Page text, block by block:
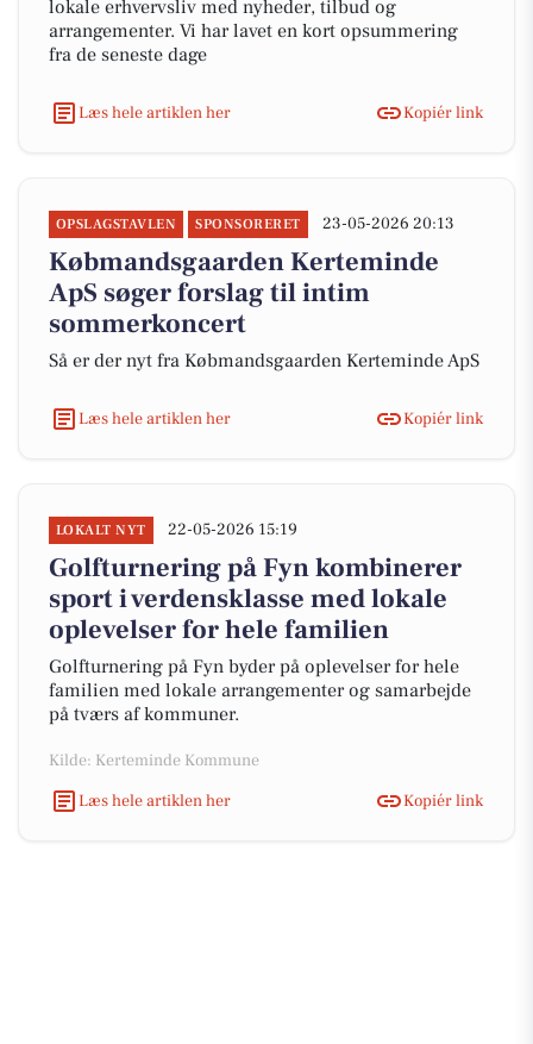
lokale erhvervsliv med nyheder, tilbud og
arrangementer. Vi har lavet en kort opsummering
fra de seneste dage
Læs hele artiklen her Kopiér link
OPSLAGSTAVLEN SPONSORERET 23-05-2026 20:13
Købmandsgaarden Kerteminde
ApS søger forslag til intim
sommerkoncert
Så er der nyt fra Købmandsgaarden Kerteminde ApS
Læs hele artiklen her Kopiér link
LOKALT NYT 22-05-2026 15:19
Golfturnering på Fyn kombinerer
sport i verdensklasse med lokale
oplevelser for hele familien
Golfturnering på Fyn byder på oplevelser for hele
familien med lokale arrangementer og samarbejde
på tværs af kommuner.
Kilde: Kerteminde Kommune
Læs hele artiklen her
Kopiér link